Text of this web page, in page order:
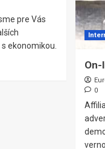
pre Vás
ekonomikou.
On-
0